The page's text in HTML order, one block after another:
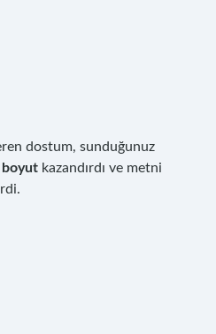
dostum, sunduğunuz
boyut kazandırdı ve metni